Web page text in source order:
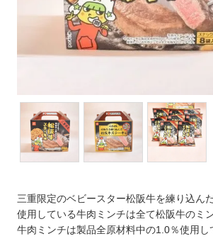
三重限定のベビースター松阪牛を練り込ん
使用している牛肉ミンチは全て松阪牛のミン
牛肉ミンチは製品全原材料中の1.0％使用し